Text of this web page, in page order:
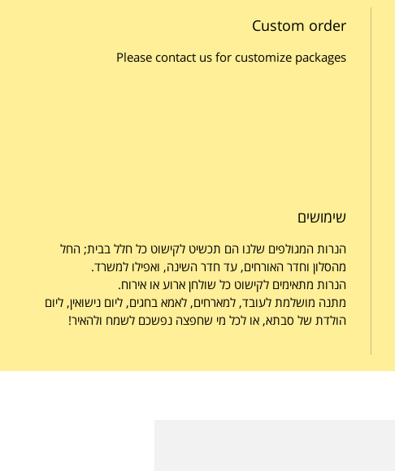
Custom order
Please contact us for customize packages
שימושים
הנרות המגולפים שלנו הם תכשיט לקישוט כל חלל בבית; החל
מהסלון וחדר האורחים, עד חדר השינה, ואפילו למשרד.
הנרות מתאימים לקישוט כל שולחן ארוע או אירוח.
מתנה מושלמת לעובד, למארחים, לאמא בחגים, ליום נישואין, ליום
הולדת של סבתא, או לכל מי שחפצה נפשכם לשמח ולהאיר!